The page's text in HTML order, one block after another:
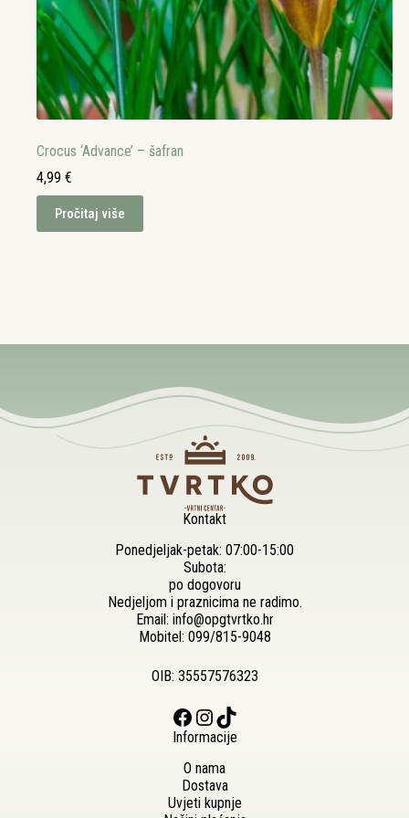
Crocus ‘Advance’ – šafran
4,99 €
Pročitaj više
Kontakt
Ponedjeljak-petak: 07:00-15:00
Subota:
po dogovoru
Nedjeljom i praznicima ne radimo.
Email: info@opgtvrtko.hr
Mobitel: 099/815-9048
OIB: 35557576323
Facebook Instagram TikTok
Informacije
O nama
Dostava
Uvjeti kupnje